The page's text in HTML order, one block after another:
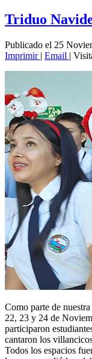
Triduo
Publicado el 25
Imprimir | Email |
Como parte de
22, 23 y 24 de
participaron
cantaron los
Todos los espacios